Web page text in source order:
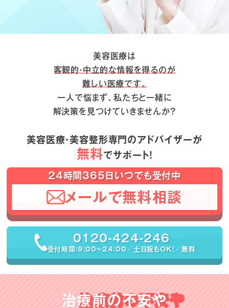
美容医療は
客観的・中立的な情報を得るのが
難しい医療です。
一人で悩まず、私たちと一緒に
解決策を見つけていきませんか？
美容医療・美容整形専門のアドバイザーが
無料でサポート！
24時間365日いつでも受付中
メールで無料相談
0120-424-246
受付時間：9:00〜24:00／土日祝もOK！／無料
治療前の不安や